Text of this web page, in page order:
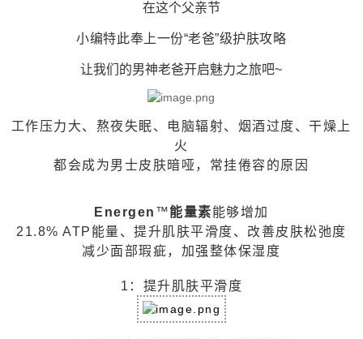
在这个父亲节
小编特此奉上一份“老爸”级护肤攻略
让我们的男神老爸开启魅力之旅吧~
工作压力大、熬夜失眠、电脑辐射、烟酒过度、干燥上
火
都会成为男士皮肤暗哑，常挂倦容的原因
Energen ™能量素能够增加
21.8% ATP能量、提升肌肤平滑度、改善皮肤松弛度
减少面部瑕疵，加强整体保湿度
1：提升肌肤平滑度